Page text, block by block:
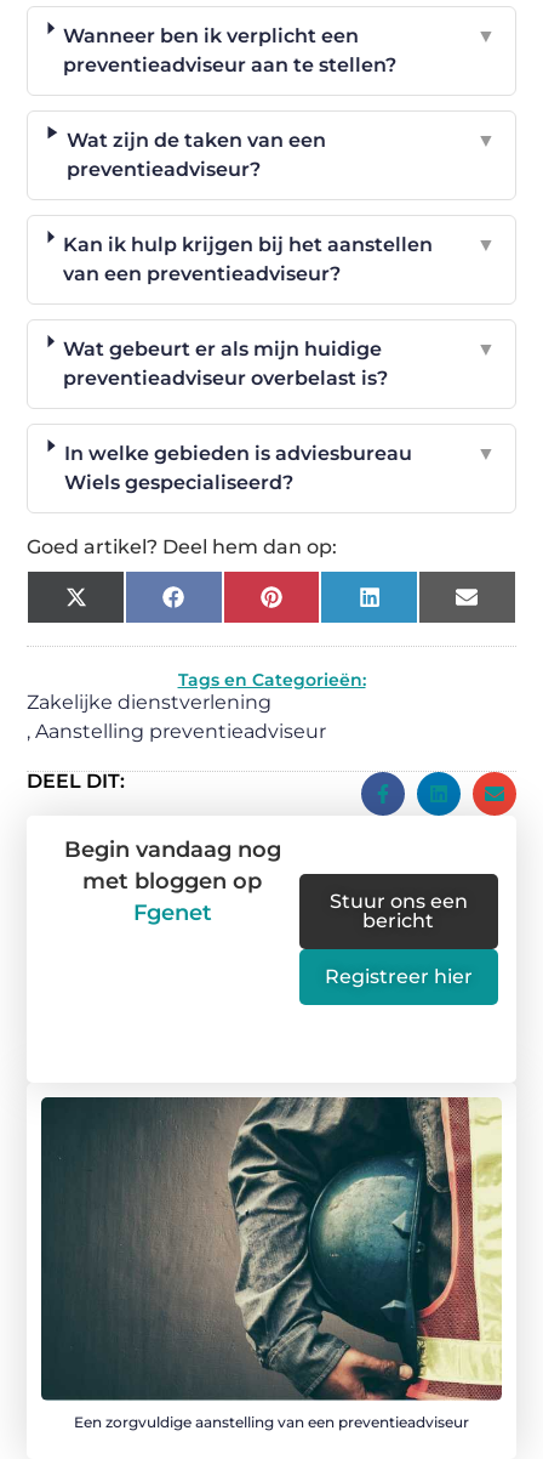
Wanneer ben ik verplicht een
preventieadviseur aan te stellen?
▼
Wat zijn de taken van een
preventieadviseur?
▼
Kan ik hulp krijgen bij het aanstellen
van een preventieadviseur?
▼
Wat gebeurt er als mijn huidige
preventieadviseur overbelast is?
▼
In welke gebieden is adviesbureau
Wiels gespecialiseerd?
▼
Goed artikel? Deel hem dan op:
X
(Twitter)
FacebookPinterestLinkedIn Email
Tags en Categorieën:
Zakelijke dienstverlening
,Aanstelling preventieadviseur
DEEL DIT:
Een zorgvuldige aanstelling van een preventieadviseur
Begin vandaag nog
met bloggen op
Fgenet
Stuur ons een
bericht
Registreer hier